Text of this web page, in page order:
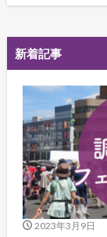
新着記事
2023年3月9日